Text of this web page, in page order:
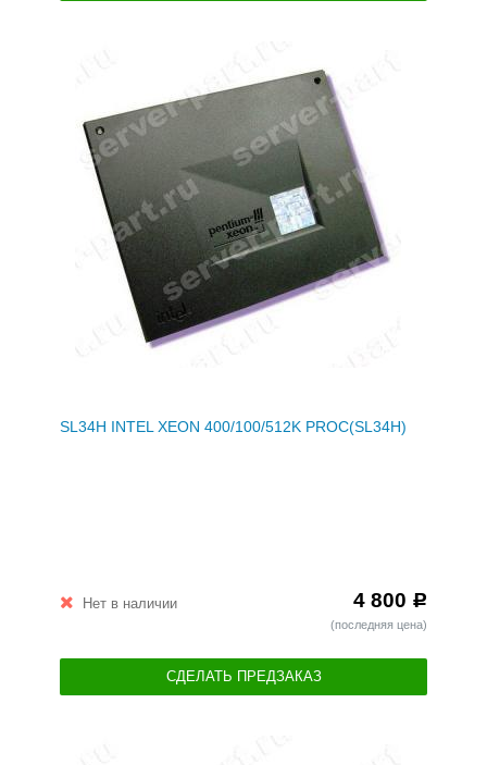
SL34H INTEL XEON 400/100/512K PROC(SL34H)
Нет в наличии 4 800 Р
(последняя цена)
СДЕЛАТЬ ПРЕДЗАКАЗ